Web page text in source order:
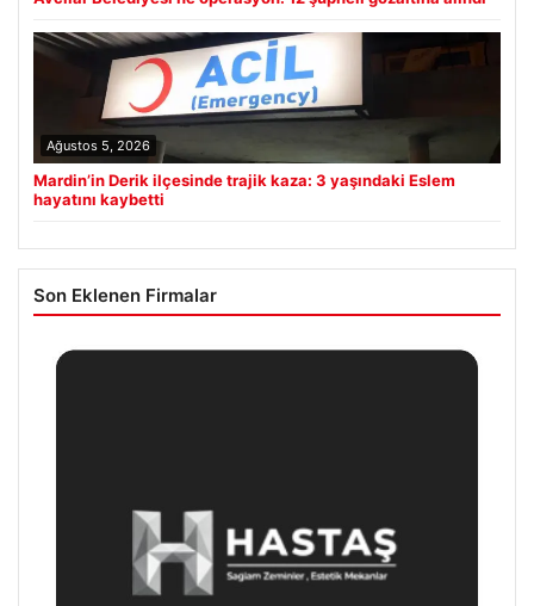
Ağustos 5, 2026
Mardin’in Derik ilçesinde trajik kaza: 3 yaşındaki Eslem
hayatını kaybetti
Son Eklenen Firmalar